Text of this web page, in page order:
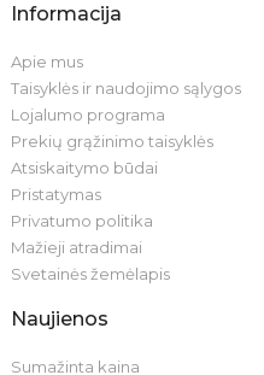
Informacija
Apie mus
Taisyklės ir naudojimo sąlygos
Lojalumo programa
Prekių grąžinimo taisyklės
Atsiskaitymo būdai
Pristatymas
Privatumo politika
Mažieji atradimai
Svetainės žemėlapis
Naujienos
Sumažinta kaina